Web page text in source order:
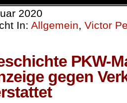
2020
In: Allgemein, Victor
PKW-
gegen